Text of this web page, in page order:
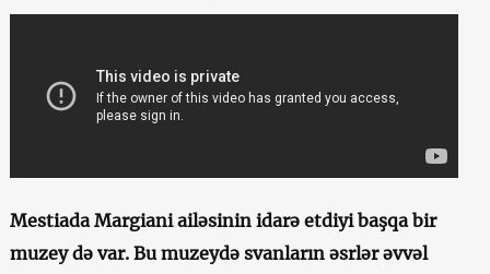
Mestiada Margiani ailəsinin idarə etdiyi başqa bir
muzey də var. Bu muzeydə svanların əsrlər əvvəl